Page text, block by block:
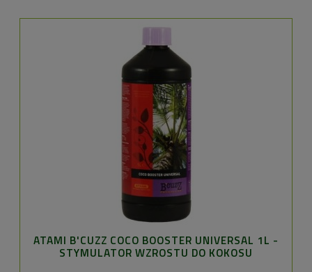
ATAMI B'CUZZ COCO BOOSTER UNIVERSAL 1L -
STYMULATOR WZROSTU DO KOKOSU